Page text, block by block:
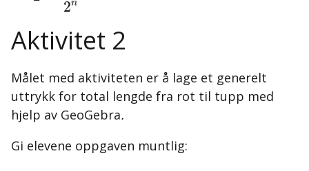
2n
Aktivitet 2
Målet med aktiviteten er å lage et generelt
uttrykk for total lengde fra rot til tupp med
hjelp av GeoGebra.
Gi elevene oppgaven muntlig: